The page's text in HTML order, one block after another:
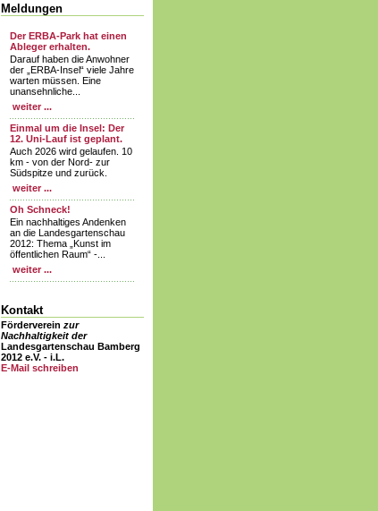
Meldungen
Der ERBA-Park hat einen
Ableger erhalten.
Darauf haben die Anwohner
der „ERBA-Insel“ viele Jahre
warten müssen. Eine
unansehnliche...
weiter ...
Einmal um die Insel: Der
12. Uni-Lauf ist geplant.
Auch 2026 wird gelaufen. 10
km - von der Nord- zur
Südspitze und zurück.
weiter ...
Oh Schneck!
Ein nachhaltiges Andenken
an die Landesgartenschau
2012: Thema „Kunst im
öffentlichen Raum“ -...
weiter ...
Kontakt
Förderverein zur
Nachhaltigkeit der
Landesgartenschau Bamberg
2012 e.V. - i.L.
E-Mail schreiben